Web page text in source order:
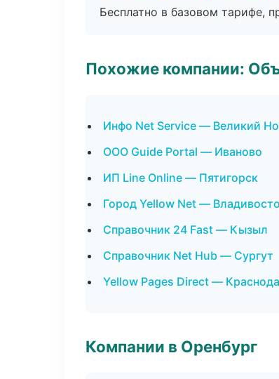
Бесплатно в базовом тарифе,
Похожие компании:
Инфо Net Service — Великий
ООО Guide Portal — Иваново
ИП Line Online — Пятигорск
Город Yellow Net —
Справочник 24 Fast — Кызыл
Справочник Net Hub — Сургут
Yellow Pages Direct —
Компании в Оренбург